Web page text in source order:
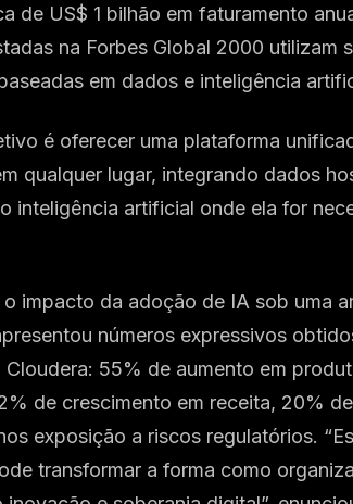
de US$ 1 bilhão em faturamento
na Forbes Global 2000 utilizam
em dados e inteligência
é oferecer uma plataforma
qualquer lugar, integrando dados
inteligência artificial onde ela for
o impacto da adoção de IA sob uma
números expressivos
55% de aumento em
de crescimento em receita, 20%
exposição a riscos regulatórios.
transformar a forma como